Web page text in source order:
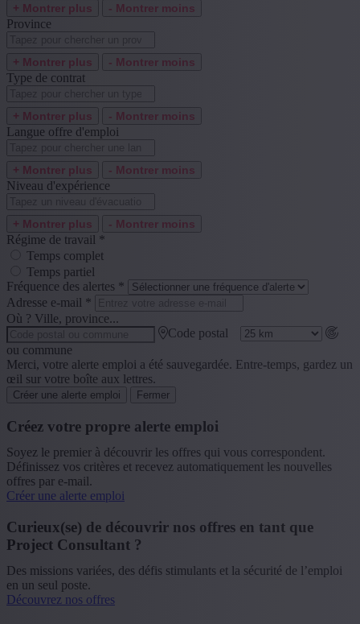
+ Montrer plus - Montrer moins
Province
+ Montrer plus - Montrer moins
Type de contrat
+ Montrer plus - Montrer moins
Langue offre d'emploi
+ Montrer plus - Montrer moins
Niveau d'expérience
+ Montrer plus - Montrer moins
Régime de travail *
Temps complet
Temps partiel
Fréquence des alertes *
Adresse e-mail *
Où ? Ville, province...
Code postal
ou commune
Merci, votre alerte emploi a été sauvegardée. Entre-temps, gardez un
œil sur votre boîte aux lettres.
Créer une alerte emploi Fermer
Créez votre propre alerte emploi
Soyez le premier à découvrir les offres qui vous correspondent.
Définissez vos critères et recevez automatiquement les nouvelles
offres par e-mail.
Créer une alerte emploi
Curieux(se) de découvrir nos offres en tant que
Project Consultant ?
Des missions variées, des défis stimulants et la sécurité de l’emploi
en un seul poste.
Découvrez nos offres